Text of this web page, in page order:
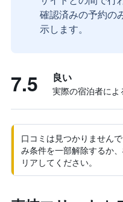
確認済みの予約の
示します。
7.5 良い
実際の宿泊者に
口コミは見つかりません
み条件を一部解除するか
リアしてください。